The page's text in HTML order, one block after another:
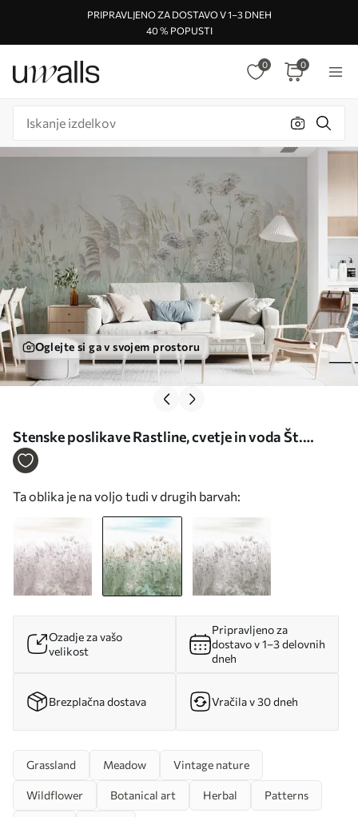
PRIPRAVLJENO ZA DOSTAVO V 1–3 DNEH
40 % POPUSTI
0 0
Oglejte si ga v svojem prostoru
Stenske poslikave Rastline, cvetje in voda Št.
u00104v1
Ta oblika je na voljo tudi v drugih barvah:
Ozadje za vašo
velikost
Pripravljeno za
dostavo v 1–3 delovnih
dneh
Brezplačna dostava Vračila v 30 dneh
Grassland Meadow Vintage nature
Wildflower Botanical art Herbal Patterns